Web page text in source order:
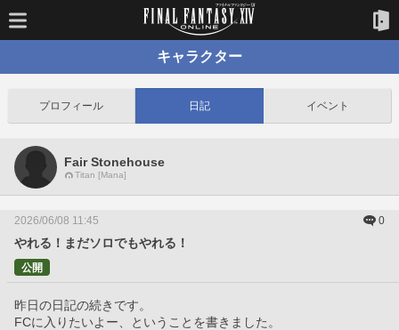
キャラクター
プロフィール 日記 イベント
Fair Stonehouse
Titan [Mana]
2026/06/08 11:45 0
やれる！まだソロでもやれる！
公開
昨日の日記の続きです。
FCに入りたいよー、ということを書きました。